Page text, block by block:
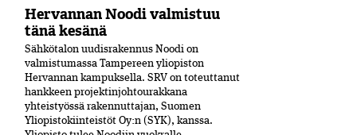
Hervannan Noodi valmistuu
tänä kesänä
Sähkötalon uudisrakennus Noodi on
valmistumassa Tampereen yliopiston
Hervannan kampuksella. SRV on toteuttanut
hankkeen projektinjohtourakkana
yhteistyössä rakennuttajan, Suomen
Yliopistokiinteistöt Oy:n (SYK), kanssa.